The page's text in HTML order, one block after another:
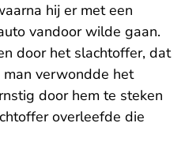
hij er met een
vandoor wilde gaan.
door het slachtoffer, dat
man verwondde het
door hem te steken
overleefde die